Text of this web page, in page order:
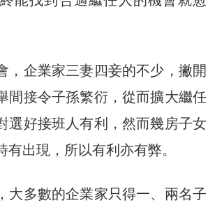
，企業家三妻四妾的不少，撇開
間接令子孫繁衍，從而擴大繼任
選好接班人有利，然而幾房子女
有出現，所以有利亦有弊。
大多數的企業家只得一、兩名子